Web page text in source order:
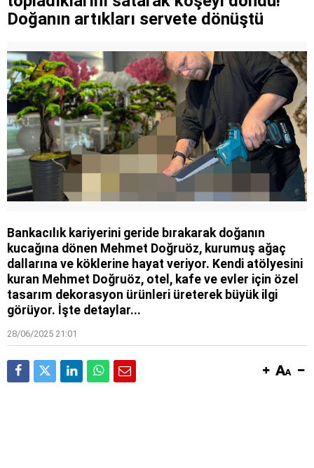
Doğanın artıkları servete dönüştü
Bankacılık kariyerini geride bırakarak doğanın
kucağına dönen Mehmet Doğruöz, kurumuş ağaç
dallarına ve köklerine hayat veriyor. Kendi atölyesini
kuran Mehmet Doğruöz, otel, kafe ve evler için özel
tasarım dekorasyon ürünleri üreterek büyük ilgi
görüyor. İşte detaylar...
28/06/2025 21:01